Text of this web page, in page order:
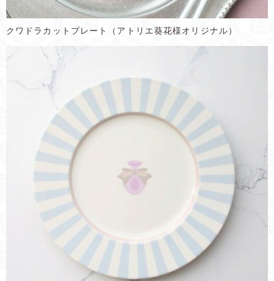
クワドラカットプレート（アトリエ葵花様オリジナル）